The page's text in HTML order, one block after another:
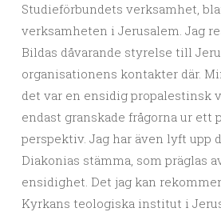
Studieförbundets verksamhet,
verksamheten i Jerusalem. Jag
Bildas dåvarande styrelse till
organisationens kontakter där.
det var en ensidig propalestinsk
endast granskade frågorna ur ett
perspektiv. Jag har även lyft upp
Diakonias stämma, som präglas
ensidighet. Det jag kan
Kyrkans teologiska institut i